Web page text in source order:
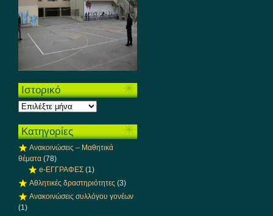
Ιστορικό
Ιστορικό
Kατηγορίες
Aνακοινώσεις – Μαθητικά
θέματα (78)
e-ΕΓΓΡΑΦΕΣ (1)
Αθλητικές δραστηριότητες (3)
Ανακοινώσεις συλλόγου γονέων
(1)